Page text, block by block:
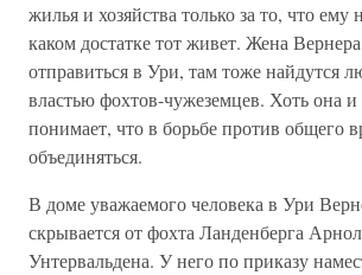
жилья и хозяйства только за то, что ему
каком достатке тот живет. Жена
отправиться в Ури, там тоже найдутся
властью фохтов-чужеземцев. Хоть она
понимает, что в борьбе против общего
объединяться.
В доме уважаемого человека в Ури
скрывается от фохта Ланденберга
Унтервальдена. У него по приказу